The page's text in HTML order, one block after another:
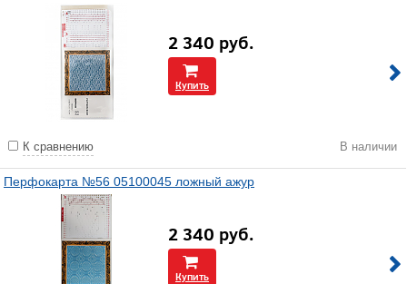
2 340 руб.
Купить
К сравнению В наличии
Перфокарта №56 05100045 ложный ажур
2 340 руб.
Купить